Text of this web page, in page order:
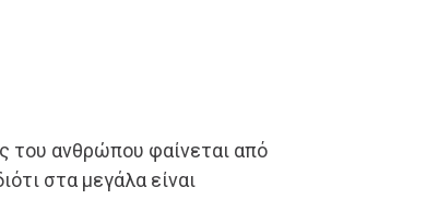
του ανθρώπου φαίνεται από
στα μεγάλα είναι